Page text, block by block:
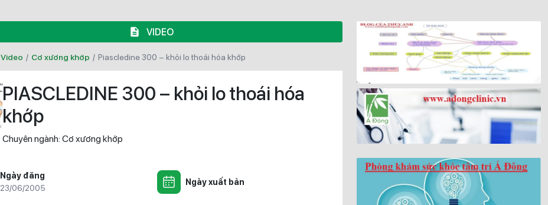
VIDEO
Video / Cơ xương khớp / piascledine 300 – khỏi lo thoái hóa khớp
PIASCLEDINE 300 – khỏi lo thoái hóa
khớp
Chuyên ngành: Cơ xương khớp
Ngày đăng
23/06/2005
Ngày xuất bản